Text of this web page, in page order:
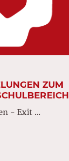
ZUM
- Exit ...